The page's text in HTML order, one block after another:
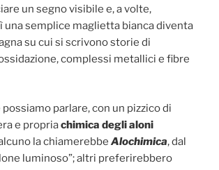
un segno visibile e, a volte,
una semplice maglietta bianca diventa
su cui si scrivono storie di
complessi metallici e fibre
possiamo parlare, con un pizzico di
e propriachimica degli aloni
la chiamerebbe Alochimica, dal
luminoso”; altri preferirebbero